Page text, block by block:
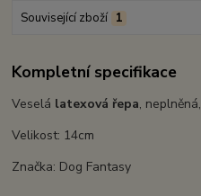
Související zboží 1
Kompletní specifikace
Veselá latexová řepa, neplněná,
Velikost: 14cm
Značka: Dog Fantasy